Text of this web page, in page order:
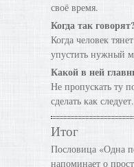
своё время.
Когда так говорят?
Когда человек
упустить нужный
Какой в ней
Не пропускать ту
сделать как следует.
Итог
Пословица «Одна
напоминает о